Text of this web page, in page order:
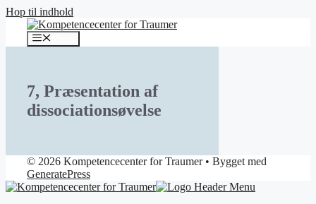
Hop til indhold
7, Præsentation af
dissociationsøvelse
© 2026 Kompetencecenter for Traumer• Bygget med
GeneratePress